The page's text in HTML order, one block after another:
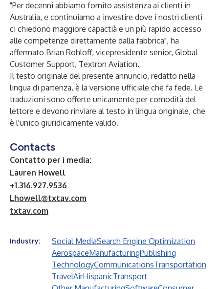
"Per decenni abbiamo fornito assistenza ai clienti in
Australia, e continuiamo a investire dove i nostri clienti
ci chiedono maggiore capactià e un più rapido accesso
alle competenze direttamente dalla fabbrica", ha
affermato Brian Rohloff, vicepresidente senior, Global
Customer Support, Textron Aviation.
Il testo originale del presente annuncio, redatto nella
lingua di partenza, è la versione ufficiale che fa fede. Le
traduzioni sono offerte unicamente per comodità del
lettore e devono rinviare al testo in lingua originale, che
è l'unico giuridicamente valido.
Contacts
Contatto per i media:
Lauren Howell
+1.316.927.9536
Lhowell@txtav.com
txtav.com
Industry: Social MediaSearch Engine Optimization
AerospaceManufacturingPublishing
TechnologyCommunicationsTransportation
TravelAirHispanicTransport